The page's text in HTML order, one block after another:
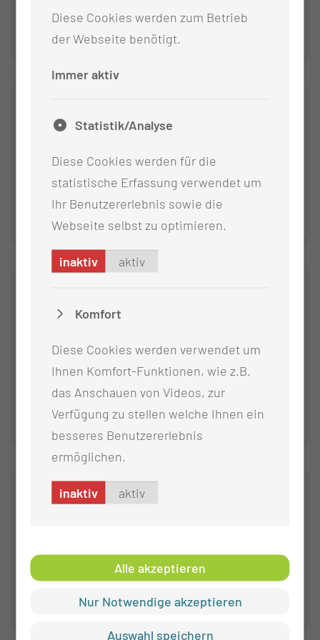
und wenn es nicht gleich gelingt, braucht es sanfte,
Hebammen, Stillberaterinnen und
Pflegefachpersonal
Notfallmanagement in der
Der eintägige Refresher aktualisiert Wissen und
Handlungssicherheit in Sedierung und
Notfallmanagement nach S3-Leitlinie.
Sedierung und Notfallmanagement in
der Endoskopie
sicheres und professionelles Vorgehen bei
Sedierungen in der Endoskopie.
Diese Cookies werden zum Betrieb
der Webseite benötigt.
Immer aktiv
Statistik/Analyse
Diese Cookies werden für die
statistische Erfassung verwendet um
Ihr Benutzererlebnis sowie die
Webseite selbst zu optimieren.
inaktiv aktiv
Komfort
Diese Cookies werden verwendet um
Ihnen Komfort-Funktionen, wie z.B.
das Anschauen von Videos, zur
Verfügung zu stellen welche Ihnen ein
besseres Benutzererlebnis
ermöglichen.
inaktiv aktiv
Alle akzeptieren
Nur Notwendige akzeptieren
Auswahl speichern